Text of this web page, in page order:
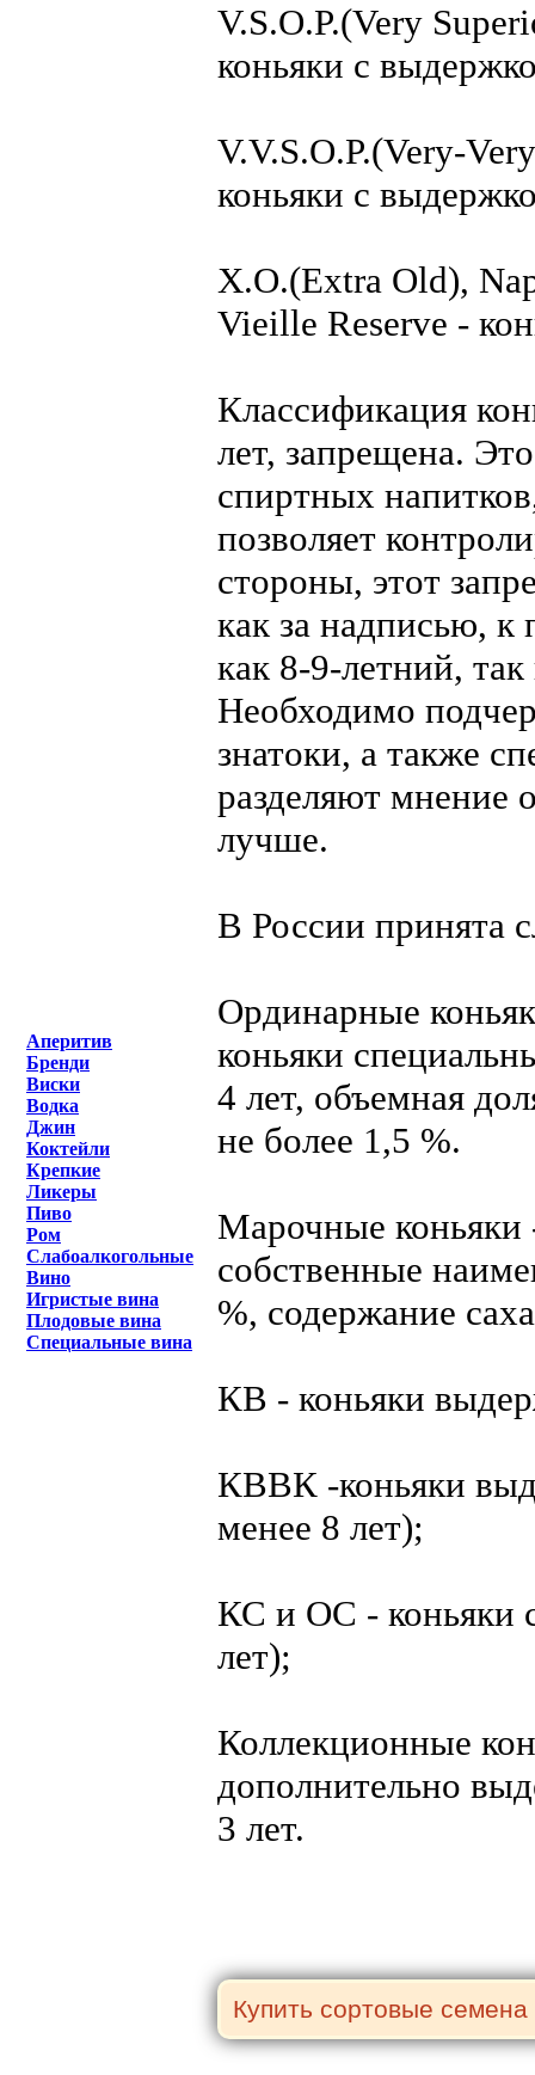
Аперитив
Бренди
Виски
Водка
Джин
Коктейли
Крепкие
Ликеры
Пиво
Ром
Слабоалкогольные
Вино
Игристые вина
Плодовые вина
Специальные вина
V.S.O.P.(Very
коньяки с
V.V.S.O.P.(Very-
коньяки с
X.O.(Extra Old),
Vieille Reserve -
Классификация
лет, запрещена.
спиртных
позволяет
стороны, этот
как за надписью, к
как 8-9-летний,
Необходимо
знатоки, а также
разделяют мнение
лучше.
В России принята
Ординарные
коньяки
4 лет, объемная
не более 1,5 %.
Марочные коньяки
собственные
%, содержание
КВ - коньяки
КВВК -коньяки
менее 8 лет);
КС и ОС - коньяки
лет);
Коллекционные
дополнительно
3 лет.